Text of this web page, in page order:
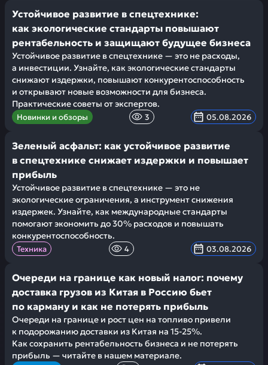
Устойчивое развитие в спецтехнике:
как экологические стандарты повышают
рентабельность и защищают будущее бизнеса
Устойчивое развитие в спецтехнике — это не расходы,
а инвестиции. Узнайте, как экологические стандарты
снижают издержки, повышают конкурентоспособность
и открывают новые возможности для бизнеса.
Практические советы от экспертов.
Новинки и обзоры 3 05.08.2026
Зеленый асфальт: как устойчивое развитие
в спецтехнике снижает издержки и повышает
прибыль
Устойчивое развитие в спецтехнике — это не
экологические ограничения, а инструмент снижения
издержек. Узнайте, как международные стандарты
помогают экономить до 30% расходов и повышать
конкурентоспособность.
Техника 4 03.08.2026
Очереди на границе как новый налог: почему
доставка грузов из Китая в Россию бьет
по карману и как не потерять прибыль
Очереди на границе и рост цен на топливо привели
к подорожанию доставки из Китая на 15-25%.
Как сохранить рентабельность бизнеса и не потерять
прибыль — читайте в нашем материале.